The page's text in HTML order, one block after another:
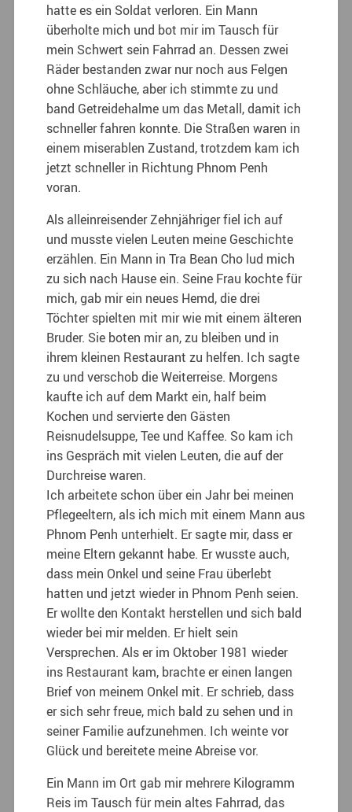
hatte es ein Soldat verloren. Ein Mann
überholte mich und bot mir im Tausch für
mein Schwert sein Fahrrad an. Dessen zwei
Räder bestanden zwar nur noch aus Felgen
ohne Schläuche, aber ich stimmte zu und
band Getreidehalme um das Metall, damit ich
schneller fahren konnte. Die Straßen waren in
einem miserablen Zustand, trotzdem kam ich
jetzt schneller in Richtung Phnom Penh
voran.
Als alleinreisender Zehnjähriger fiel ich auf
und musste vielen Leuten meine Geschichte
erzählen. Ein Mann in Tra Bean Cho lud mich
zu sich nach Hause ein. Seine Frau kochte für
mich, gab mir ein neues Hemd, die drei
Töchter spielten mit mir wie mit einem älteren
Bruder. Sie boten mir an, zu bleiben und in
ihrem kleinen Restaurant zu helfen. Ich sagte
zu und verschob die Weiterreise. Morgens
kaufte ich auf dem Markt ein, half beim
Kochen und servierte den Gästen
Reisnudelsuppe, Tee und Kaffee. So kam ich
ins Gespräch mit vielen Leuten, die auf der
Durchreise waren.
Ich arbeitete schon über ein Jahr bei meinen
Pflegeeltern, als ich mich mit einem Mann aus
Phnom Penh unterhielt. Er sagte mir, dass er
meine Eltern gekannt habe. Er wusste auch,
dass mein Onkel und seine Frau überlebt
hatten und jetzt wieder in Phnom Penh seien.
Er wollte den Kontakt herstellen und sich bald
wieder bei mir melden. Er hielt sein
Versprechen. Als er im Oktober 1981 wieder
ins Restaurant kam, brachte er einen langen
Brief von meinem Onkel mit. Er schrieb, dass
er sich sehr freue, mich bald zu sehen und in
seiner Familie aufzunehmen. Ich weinte vor
Glück und bereitete meine Abreise vor.
Ein Mann im Ort gab mir mehrere Kilogramm
Reis im Tausch für mein altes Fahrrad, das